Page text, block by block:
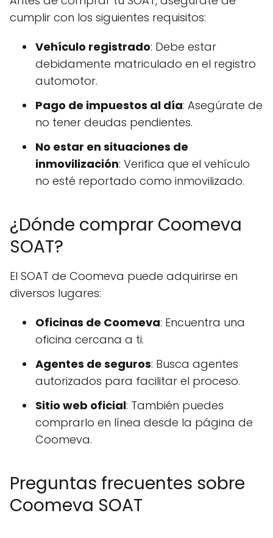
cumplir con los siguientes requisitos:
Vehículo registrado: Debe estar
debidamente matriculado en el registro
automotor.
Pago de impuestos al día: Asegúrate de
no tener deudas pendientes.
No estar en situaciones de
inmovilización: Verifica que el vehículo
no esté reportado como inmovilizado.
¿Dónde comprar Coomeva
SOAT?
El SOAT de Coomeva puede adquirirse en
diversos lugares:
Oficinas de Coomeva: Encuentra una
oficina cercana a ti.
Agentes de seguros: Busca agentes
autorizados para facilitar el proceso.
Sitio web oficial: También puedes
comprarlo en línea desde la página de
Coomeva.
Preguntas frecuentes sobre
Coomeva SOAT